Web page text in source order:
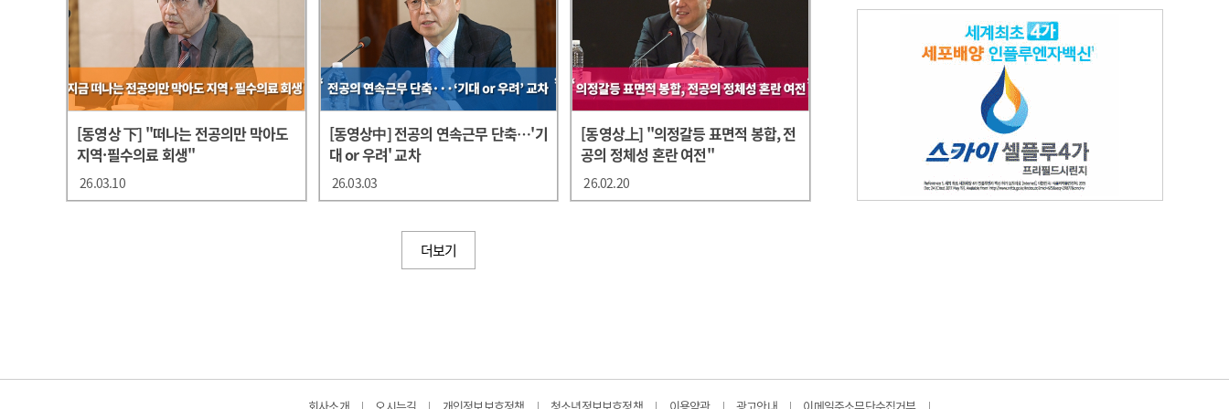
[동영상 下] "떠나는 전공의만 막아도
지역·필수의료 회생"
26.03.10
[동영상中] 전공의 연속근무 단축…'기
대 or 우려' 교차
26.03.03
[동영상上] "의정갈등 표면적 봉합, 전
공의 정체성 혼란 여전"
26.02.20
더보기
회사소개 오시는길 개인정보보호정책 청소년정보보호정책 이용약관 광고안내 이메일주소무단수집거부